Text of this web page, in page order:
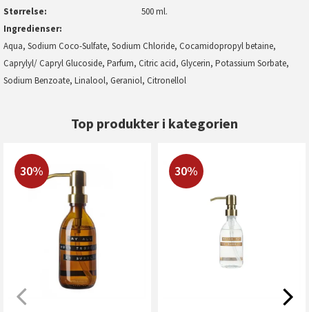
Størrelse
500 ml.
Ingredienser
Aqua, Sodium Coco-Sulfate, Sodium Chloride, Cocamidopropyl betaine,
Caprylyl/ Capryl Glucoside, Parfum, Citric acid, Glycerin, Potassium Sorbate,
Sodium Benzoate, Linalool, Geraniol, Citronellol
Top produkter i kategorien
30% 30%